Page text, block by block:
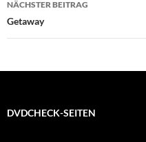
NÄCHSTER BEITRAG
Getaway
DVDCHECK-SEITEN